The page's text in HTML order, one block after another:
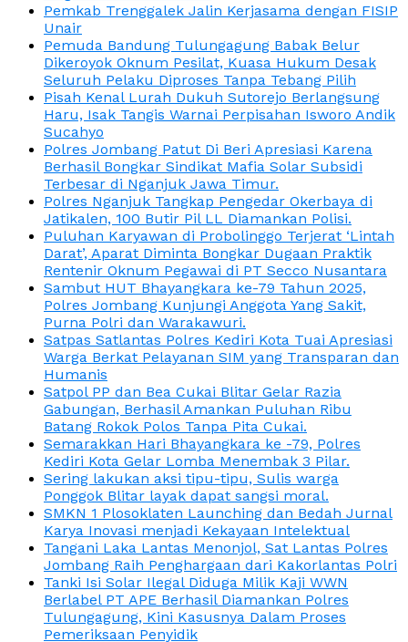
Pemkab Trenggalek Jalin Kerjasama dengan FISIP
Unair
Pemuda Bandung Tulungagung Babak Belur
Dikeroyok Oknum Pesilat, Kuasa Hukum Desak
Seluruh Pelaku Diproses Tanpa Tebang Pilih
Pisah Kenal Lurah Dukuh Sutorejo Berlangsung
Haru, Isak Tangis Warnai Perpisahan Isworo Andik
Sucahyo
Polres Jombang Patut Di Beri Apresiasi Karena
Berhasil Bongkar Sindikat Mafia Solar Subsidi
Terbesar di Nganjuk Jawa Timur.
Polres Nganjuk Tangkap Pengedar Okerbaya di
Jatikalen, 100 Butir Pil LL Diamankan Polisi.
Puluhan Karyawan di Probolinggo Terjerat ‘Lintah
Darat’, Aparat Diminta Bongkar Dugaan Praktik
Rentenir Oknum Pegawai di PT Secco Nusantara
Sambut HUT Bhayangkara ke-79 Tahun 2025,
Polres Jombang Kunjungi Anggota Yang Sakit,
Purna Polri dan Warakawuri.
Satpas Satlantas Polres Kediri Kota Tuai Apresiasi
Warga Berkat Pelayanan SIM yang Transparan dan
Humanis
Satpol PP dan Bea Cukai Blitar Gelar Razia
Gabungan, Berhasil Amankan Puluhan Ribu
Batang Rokok Polos Tanpa Pita Cukai.
Semarakkan Hari Bhayangkara ke -79, Polres
Kediri Kota Gelar Lomba Menembak 3 Pilar.
Sering lakukan aksi tipu-tipu, Sulis warga
Ponggok Blitar layak dapat sangsi moral.
SMKN 1 Plosoklaten Launching dan Bedah Jurnal
Karya Inovasi menjadi Kekayaan Intelektual
Tangani Laka Lantas Menonjol, Sat Lantas Polres
Jombang Raih Penghargaan dari Kakorlantas Polri
Tanki Isi Solar Ilegal Diduga Milik Kaji WWN
Berlabel PT APE Berhasil Diamankan Polres
Tulungagung, Kini Kasusnya Dalam Proses
Pemeriksaan Penyidik